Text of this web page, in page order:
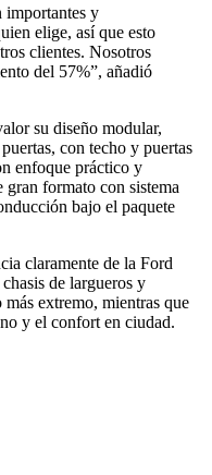
importantes y
elige, así que esto
clientes. Nosotros
del 57%”, añadió
su diseño modular,
con techo y puertas
enfoque práctico y
formato con sistema
bajo el paquete
claramente de la Ford
de largueros y
extremo, mientras que
y el confort en ciudad.